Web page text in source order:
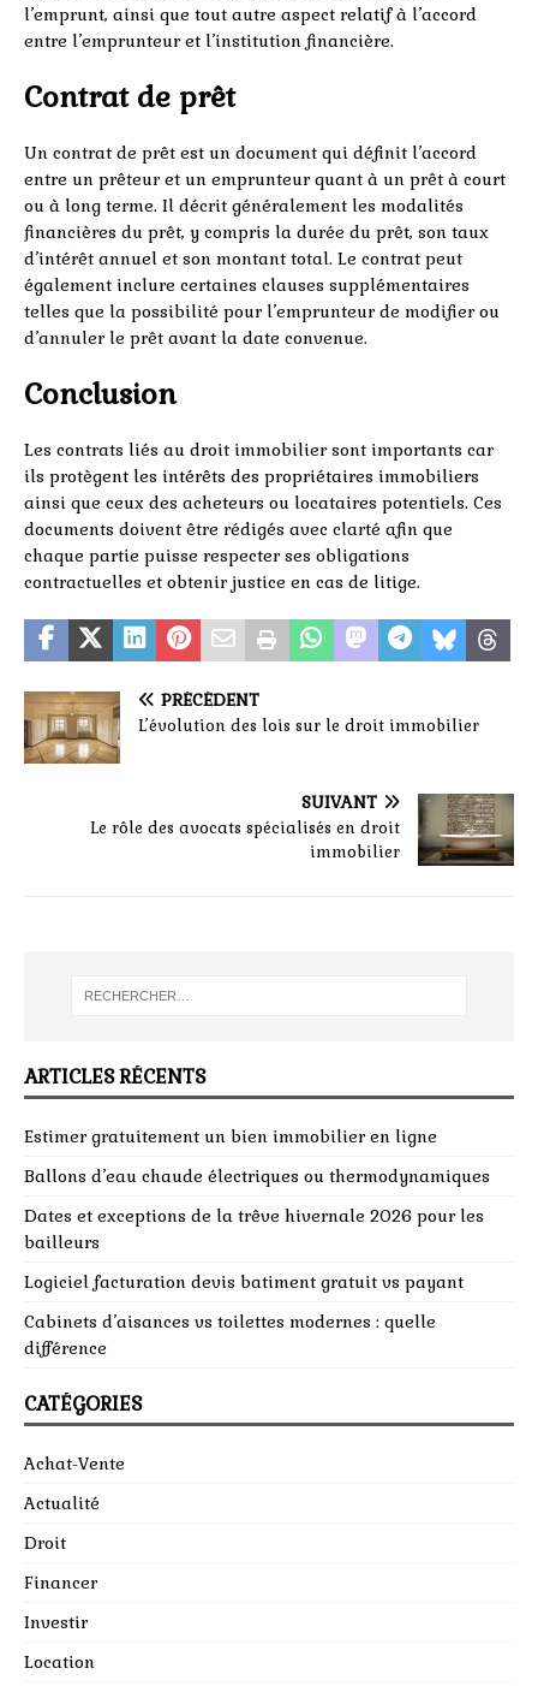
l’emprunt, ainsi que tout autre aspect relatif à l’accord
entre l’emprunteur et l’institution financière.
Contrat de prêt
Un contrat de prêt est un document qui définit l’accord
entre un prêteur et un emprunteur quant à un prêt à court
ou à long terme. Il décrit généralement les modalités
financières du prêt, y compris la durée du prêt, son taux
d’intérêt annuel et son montant total. Le contrat peut
également inclure certaines clauses supplémentaires
telles que la possibilité pour l’emprunteur de modifier ou
d’annuler le prêt avant la date convenue.
Conclusion
Les contrats liés au droit immobilier sont importants car
ils protègent les intérêts des propriétaires immobiliers
ainsi que ceux des acheteurs ou locataires potentiels. Ces
documents doivent être rédigés avec clarté afin que
chaque partie puisse respecter ses obligations
contractuelles et obtenir justice en cas de litige.
PRÉCÉDENT
L’évolution des lois sur le droit immobilier
SUIVANT
Le rôle des avocats spécialisés en droit
immobilier
ARTICLES RÉCENTS
Estimer gratuitement un bien immobilier en ligne
Ballons d’eau chaude électriques ou thermodynamiques
Dates et exceptions de la trêve hivernale 2026 pour les
bailleurs
Logiciel facturation devis batiment gratuit vs payant
Cabinets d’aisances vs toilettes modernes : quelle
différence
CATÉGORIES
Achat-Vente
Actualité
Droit
Financer
Investir
Location